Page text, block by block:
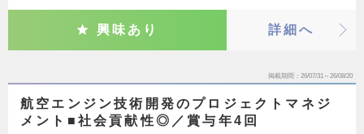
興味あり 詳細へ
掲載期間 26/07/31～26/08/20
航空エンジン技術開発のプロジェクトマネジ
メント■社会貢献性◎／賞与年4回